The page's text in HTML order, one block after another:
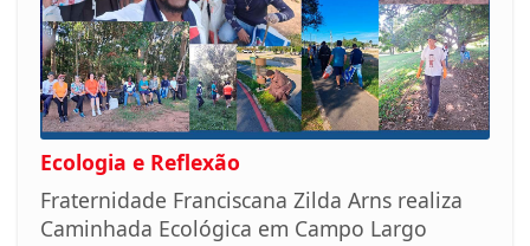
Ecologia e Reflexão
Fraternidade Franciscana Zilda Arns realiza
Caminhada Ecológica em Campo Largo